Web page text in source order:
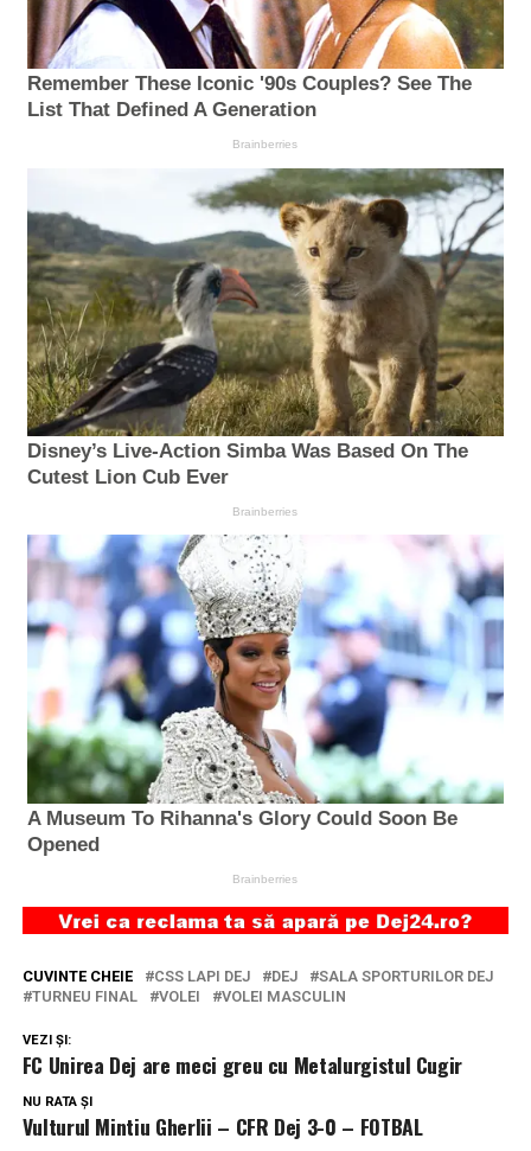
CUVINTE CHEIE CSS LAPI DEJ DEJ
SALA SPORTURILOR DEJ
TURNEU FINAL
VOLEI VOLEI MASCULIN
VEZI ȘI:
FC Unirea Dej are meci greu cu Metalurgistul Cugir
NU RATA ȘI
Vulturul Mintiu Gherlii – CFR Dej 3-0 – FOTBAL